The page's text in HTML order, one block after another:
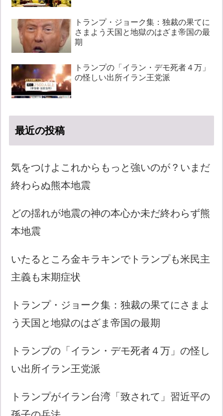
トランプ・ジョーク集：独裁の果てに
さまよう天国と地獄のはざま帝国の最
期
トランプの「イラン・デモ死者４万」
の怪しい出所イラン王党派
最近の投稿
気をつけよこれからもっと強いのが？いまだ
終わらぬ熊本地震
どの揺れが地震の神の本心か未だ終わらず熊
本地震
いたるところ金キラキンでトランプも米民主
主義も末期症状
トランプ・ジョーク集：独裁の果てにさまよ
う天国と地獄のはざま帝国の最期
トランプの「イラン・デモ死者４万」の怪し
い出所イラン王党派
トランプがイラン台湾「致されて」習近平の